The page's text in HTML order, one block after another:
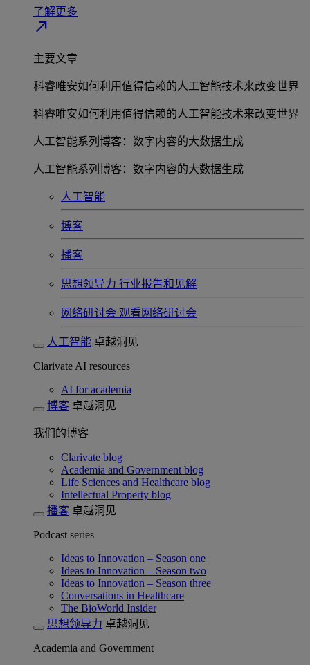
了解更多
north_east
主要文章
科睿唯安如何利用值得信赖的人工智能技术来改变世界
科睿唯安如何利用值得信赖的人工智能技术来改变世界
人工智能系列博客：数字内容的大数据生成
人工智能系列博客：数字内容的大数据生成
人工智能
博客
播客
思想领导力 行业报告和见解
网络研讨会 观看网络研讨会
人工智能 卓越洞见
Clarivate AI resources
AI for academia
博客 卓越洞见
我们的博客
Clarivate blog
Academia and Government blog
Life Sciences and Healthcare blog
Intellectual Property blog
播客 卓越洞见
Podcast series
Ideas to Innovation – Season one
Ideas to Innovation – Season two
Ideas to Innovation – Season three
Conversations in Healthcare
The BioWorld Insider
思想领导力 卓越洞见
Academia and Government